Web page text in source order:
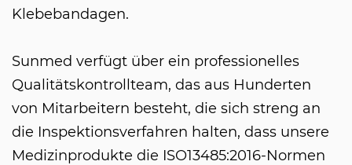
Klebebandagen.
Sunmed verfügt über ein professionelles
Qualitätskontrollteam, das aus Hunderten
von Mitarbeitern besteht, die sich streng an
die Inspektionsverfahren halten, dass unsere
Medizinprodukte die ISO13485:2016-Normen